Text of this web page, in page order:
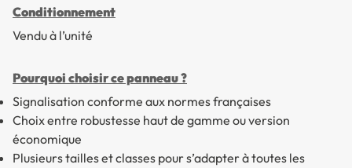
Conditionnement
Vendu à l’unité
Pourquoi choisir ce panneau ?
Signalisation conforme aux normes françaises
Choix entre robustesse haut de gamme ou version
économique
Plusieurs tailles et classes pour s’adapter à toutes les